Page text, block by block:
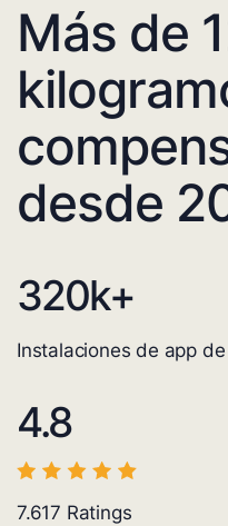
Más de
desde
320k+
Instalaciones de app
4.8
7.617 Ratings